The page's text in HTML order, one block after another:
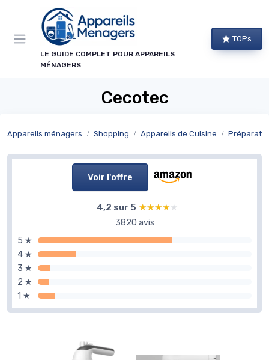
LE GUIDE COMPLET POUR APPAREILS
MÉNAGERS
TOPs
Cecotec
Appareils ménagers Shopping Appareils de Cuisine
Voir l'offre
4,2 sur 5 ★★★★★
★★★★★
3820 avis
5 ★
4 ★
3 ★
2 ★
1 ★
Panneau de gestion des cookies